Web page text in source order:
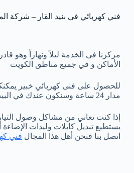
فني كهربائي في بنيد القار – شركة
مركزنا في الخدمة ليلاً ونهاراً وهو
الأماكن و في جميع مناطق الكويت
للحصول على فنى كهربائي خبير
مدار 24 ساعة وسنكون عندك في البيت.
إذا كنت تعاني من مشاكل وصول
يستطيع تبديل كابلات وليدات
اتصل بنا فنحن أهل هذا المجال فني